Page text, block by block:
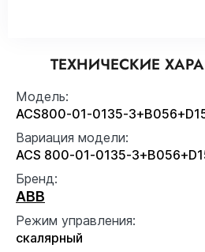
ТЕХНИЧЕСКИЕ
Модель:
ACS800-01-0135-
Вариация модели:
ACS 800-01-0135-
Бренд:
ABB
Режим управления:
скалярный